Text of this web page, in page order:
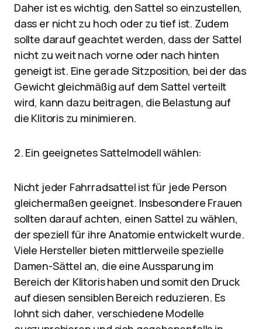
Daher ist es wichtig, den Sattel so einzustellen,
dass er nicht zu hoch oder zu tief ist. Zudem
sollte darauf geachtet werden, dass der Sattel
nicht zu weit nach vorne oder nach hinten
geneigt ist. Eine gerade Sitzposition, bei der das
Gewicht gleichmäßig auf dem Sattel verteilt
wird, kann dazu beitragen, die Belastung auf
die Klitoris zu minimieren.
2. Ein geeignetes Sattelmodell wählen:
Nicht jeder Fahrradsattel ist für jede Person
gleichermaßen geeignet. Insbesondere Frauen
sollten darauf achten, einen Sattel zu wählen,
der speziell für ihre Anatomie entwickelt wurde.
Viele Hersteller bieten mittlerweile spezielle
Damen-Sättel an, die eine Aussparung im
Bereich der Klitoris haben und somit den Druck
auf diesen sensiblen Bereich reduzieren. Es
lohnt sich daher, verschiedene Modelle